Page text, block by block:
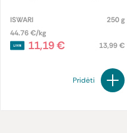
ISWARI
250 g
44.76 €/kg
11,19 € 13,99 €
Pridėti